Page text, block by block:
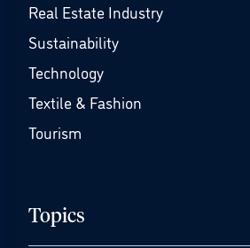
Real Estate Industry
Sustainability
Technology
Textile & Fashion
Tourism
Topics